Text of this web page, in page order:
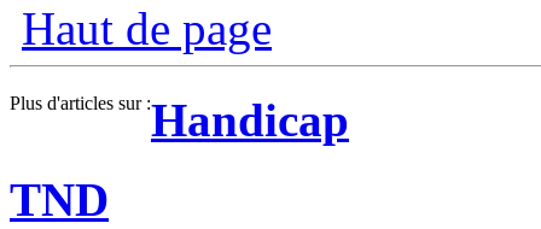
Haut de page
Plus d'articles sur :Handicap
TND